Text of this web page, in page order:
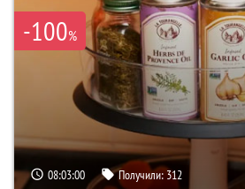
-100%
08:02:59 Получили: 312